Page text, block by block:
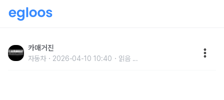
랜드 필름 공개
카매거진
자동차 2026-04-10 10:40 읽음 ...